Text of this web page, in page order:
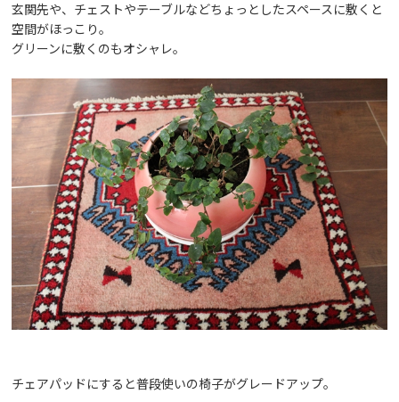
玄関先や、チェストやテーブルなどちょっとしたスペースに敷くと
空間がほっこり。
グリーンに敷くのもオシャレ。
チェアパッドにすると普段使いの椅子がグレードアップ。